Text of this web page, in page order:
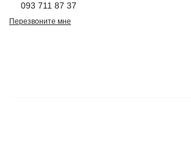
093 711 87 37
Перезвоните мне